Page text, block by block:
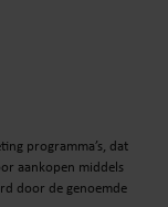
programma’s, dat
aankopen middels
door de genoemde